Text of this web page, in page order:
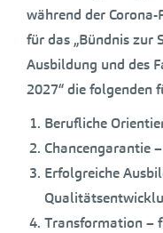
während der Corona-
für das „Bündnis zur
Ausbildung und des
2027“ die folgenden
Berufliche
Chancengarantie
Erfolgreiche
Transformation –